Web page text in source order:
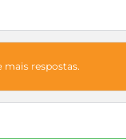
mais respostas.